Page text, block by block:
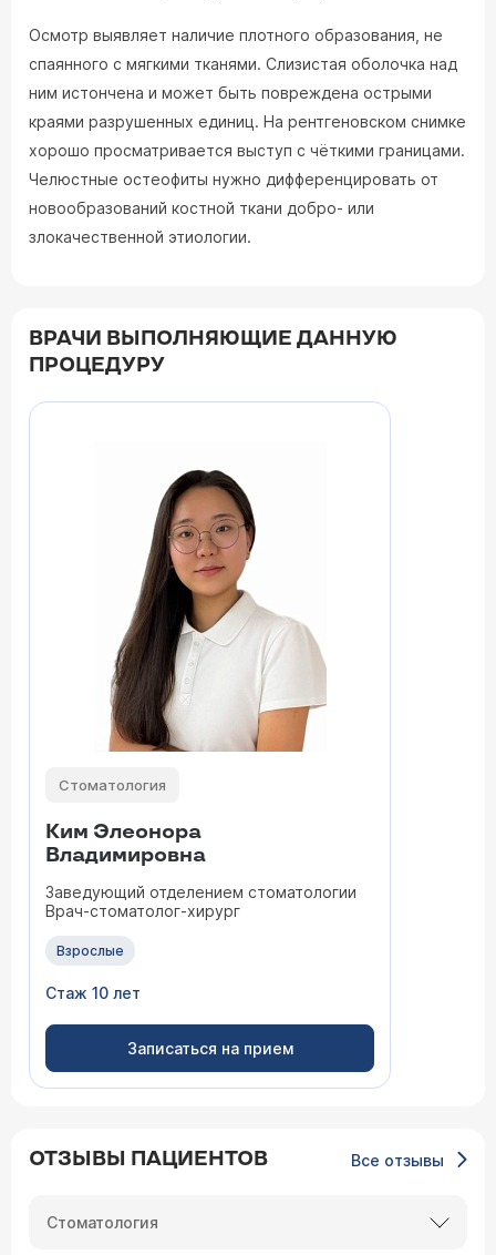
Осмотр выявляет наличие плотного образования, не
спаянного с мягкими тканями. Слизистая оболочка над
ним истончена и может быть повреждена острыми
краями разрушенных единиц. На рентгеновском снимке
хорошо просматривается выступ с чёткими границами.
Челюстные остеофиты нужно дифференцировать от
новообразований костной ткани добро- или
злокачественной этиологии.
ВРАЧИ ВЫПОЛНЯЮЩИЕ ДАННУЮ
ПРОЦЕДУРУ
Стоматология
Ким Элеонора
Владимировна
Заведующий отделением стоматологии
Врач-стоматолог-хирург
Взрослые
Стаж 10 лет
Записаться на прием
ОТЗЫВЫ ПАЦИЕНТОВ Все отзывы
Стоматология